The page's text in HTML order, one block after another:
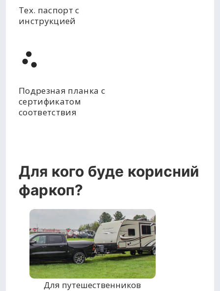
Тех. паспорт с
инструкцией
Подрезная планка с
сертификатом
соответствия
Для кого буде корисний
фаркоп?
Для путешественников